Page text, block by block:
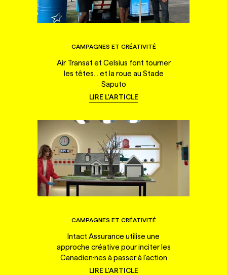
CAMPAGNES ET CRÉATIVITÉ
Air Transat et Celsius font tourner
les têtes... et la roue au Stade
Saputo
LIRE L'ARTICLE
CAMPAGNES ET CRÉATIVITÉ
Intact Assurance utilise une
approche créative pour inciter les
Canadien·nes à passer à l'action
LIRE L'ARTICLE